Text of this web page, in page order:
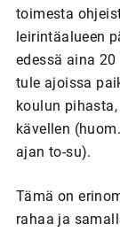
toimesta
leirintäalueen
edessä aina
tule ajoissa
koulun
kävellen
ajan to-su).
Tämä on
rahaa ja